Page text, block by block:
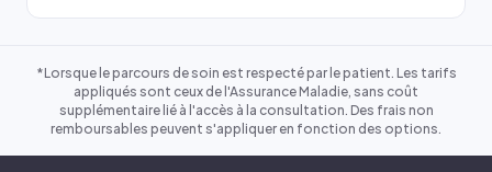
*Lorsque le parcours de soin est respecté par le patient. Les tarifs
appliqués sont ceux de l'Assurance Maladie, sans coût
supplémentaire lié à l'accès à la consultation. Des frais non
remboursables peuvent s'appliquer en fonction des options.